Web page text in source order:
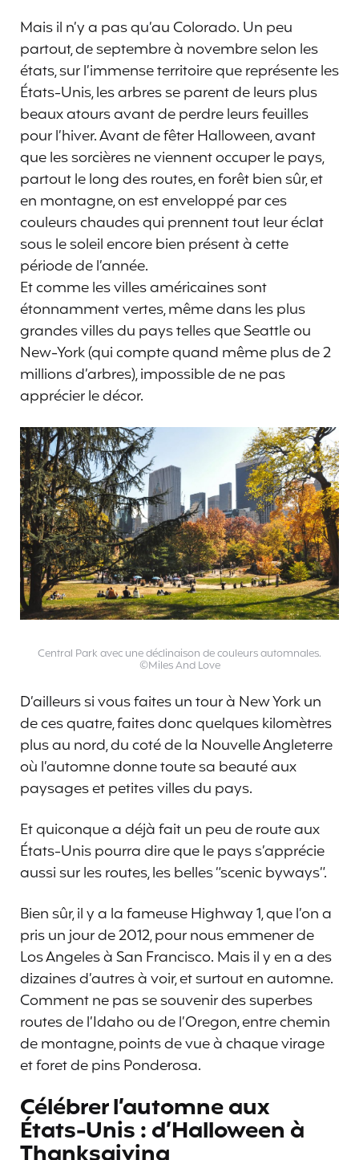
Mais il n’y a pas qu’au Colorado. Un peu
partout, de septembre à novembre selon les
états, sur l’immense territoire que représente les
États-Unis, les arbres se parent de leurs plus
beaux atours avant de perdre leurs feuilles
pour l’hiver. Avant de fêter Halloween, avant
que les sorcières ne viennent occuper le pays,
partout le long des routes, en forêt bien sûr, et
en montagne, on est enveloppé par ces
couleurs chaudes qui prennent tout leur éclat
sous le soleil encore bien présent à cette
période de l’année.
Et comme les villes américaines sont
étonnamment vertes, même dans les plus
grandes villes du pays telles que Seattle ou
New-York (qui compte quand même plus de 2
millions d’arbres), impossible de ne pas
apprécier le décor.
Central Park avec une déclinaison de couleurs automnales.
©Miles And Love
D’ailleurs si vous faites un tour à New York un
de ces quatre, faites donc quelques kilomètres
plus au nord, du coté de la Nouvelle Angleterre
où l’automne donne toute sa beauté aux
paysages et petites villes du pays.
Et quiconque a déjà fait un peu de route aux
États-Unis pourra dire que le pays s’apprécie
aussi sur les routes, les belles “scenic byways”.
Bien sûr, il y a la fameuse Highway 1, que l’on a
pris un jour de 2012, pour nous emmener de
Los Angeles à San Francisco. Mais il y en a des
dizaines d’autres à voir, et surtout en automne.
Comment ne pas se souvenir des superbes
routes de l’Idaho ou de l’Oregon, entre chemin
de montagne, points de vue à chaque virage
et foret de pins Ponderosa.
Célébrer l’automne aux
États-Unis : d’Halloween à